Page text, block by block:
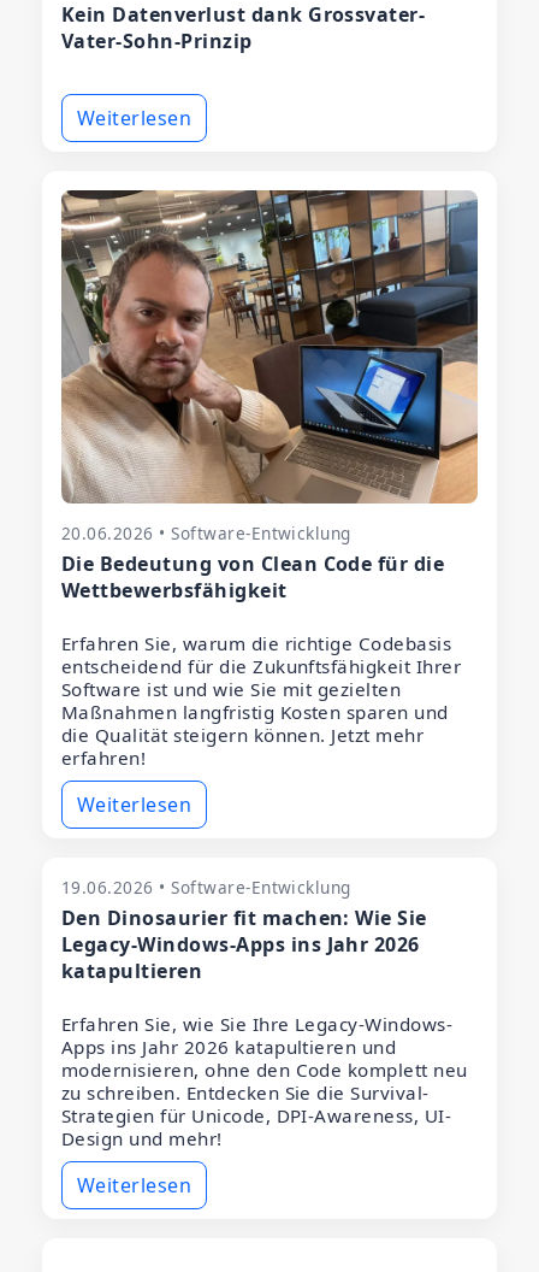
Kein Datenverlust dank Grossvater-
Vater-Sohn-Prinzip
Weiterlesen
20.06.2026 • Software-Entwicklung
Die Bedeutung von Clean Code für die
Wettbewerbsfähigkeit
Erfahren Sie, warum die richtige Codebasis
entscheidend für die Zukunftsfähigkeit Ihrer
Software ist und wie Sie mit gezielten
Maßnahmen langfristig Kosten sparen und
die Qualität steigern können. Jetzt mehr
erfahren!
Weiterlesen
19.06.2026 • Software-Entwicklung
Den Dinosaurier fit machen: Wie Sie
Legacy-Windows-Apps ins Jahr 2026
katapultieren
Erfahren Sie, wie Sie Ihre Legacy-Windows-
Apps ins Jahr 2026 katapultieren und
modernisieren, ohne den Code komplett neu
zu schreiben. Entdecken Sie die Survival-
Strategien für Unicode, DPI-Awareness, UI-
Design und mehr!
Weiterlesen